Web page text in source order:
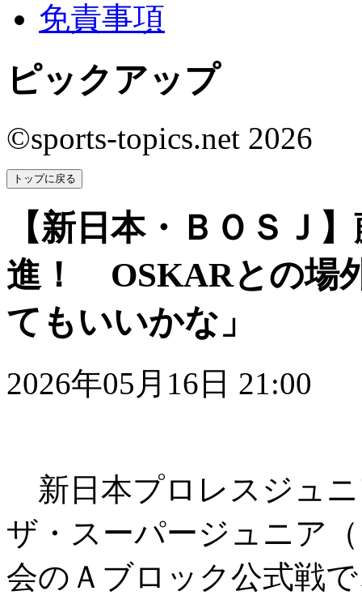
免責事項
ピックアップ
©sports-topics.net 2026
トップに戻る
【新日本・ＢＯＳＪ
進！ OSKARとの場
てもいいかな」
2026年05月16日 21:00
新日本プロレスジュ
ザ・スーパージュニア
会のＡブロック公式戦